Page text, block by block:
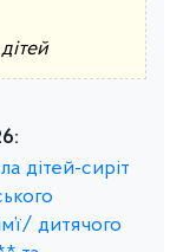
дітей-сиріт
дитячого